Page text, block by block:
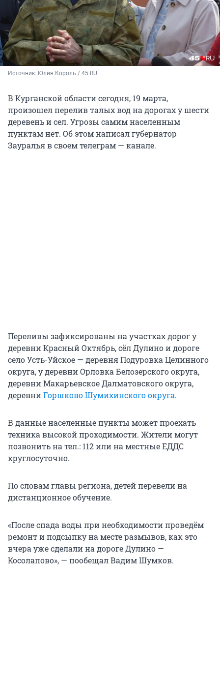
Источник: Юлия Король / 45.RU
В Курганской области сегодня, 19 марта,
произошел перелив талых вод на дорогах у шести
деревень и сел. Угрозы самим населенным
пунктам нет. Об этом написал губернатор
Зауралья в своем телеграм — канале.
Переливы зафиксированы на участках дорог у
деревни Красный Октябрь, сёл Дулино и дороге
село Усть-Уйское — деревня Подуровка Целинного
округа, у деревни Орловка Белозерского округа,
деревни Макарьевское Далматовского округа,
деревниГоршково Шумихинского округа.
В данные населенные пункты может проехать
техника высокой проходимости. Жители могут
позвонить на тел.: 112 или на местные ЕДДС
круглосуточно.
По словам главы региона, детей перевели на
дистанционное обучение.
«После спада воды при необходимости проведём
ремонт и подсыпку на месте размывов, как это
вчера уже сделали на дороге Дулино —
Косолапово», — пообещал Вадим Шумков.